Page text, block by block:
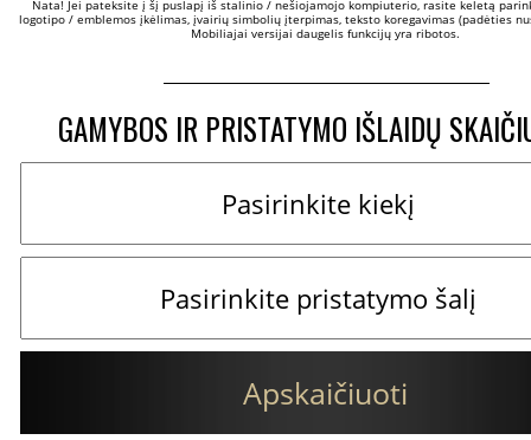
Nata! Jei pateksite į šį puslapį iš stalinio / nešiojamojo kompiuterio, rasite keletą
logotipo / emblemos įkėlimas, įvairių simbolių įterpimas, teksto koregavimas (padėties
Mobiliajai versijai daugelis funkcijų yra ribotos.
GAMYBOS IR PRISTATYMO IŠLAIDŲ
Apskaičiuoti